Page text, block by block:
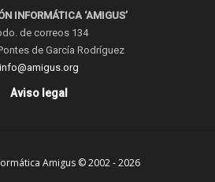
INFORMÁTICA ‘AMIGUS’
de correos 134
de García Rodríguez
info@amigus.org
Aviso legal
Amigus © 2002 - 2026